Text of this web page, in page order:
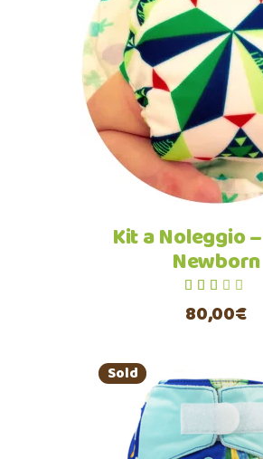
Aggiungi al
Kit a Noleggio
Newborn
80,00€
Sold